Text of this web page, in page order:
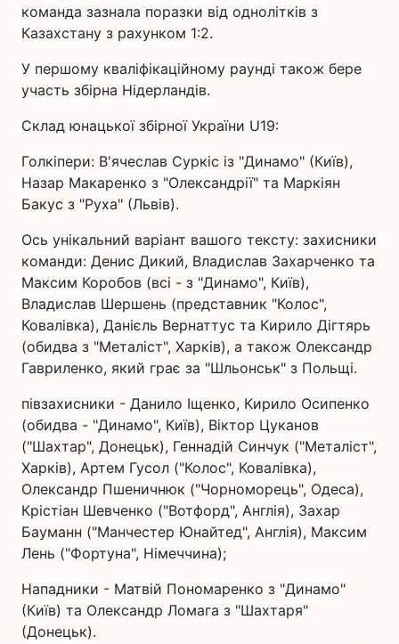
команда зазнала поразки від однолітків з
Казахстану з рахунком 1:2.
У першому кваліфікаційному раунді також бере
участь збірна Нідерландів.
Склад юнацької збірної України U19:
Голкіпери: В'ячеслав Суркіс із "Динамо" (Київ),
Назар Макаренко з "Олександрії" та Маркіян
Бакус з "Руха" (Львів).
Ось унікальний варіант вашого тексту: захисники
команди: Денис Дикий, Владислав Захарченко та
Максим Коробов (всі - з "Динамо", Київ),
Владислав Шершень (представник "Колос",
Ковалівка), Данієль Вернаттус та Кирило Дігтярь
(обидва з "Металіст", Харків), а також Олександр
Гавриленко, який грає за "Шльонськ" з Польщі.
півзахисники - Данило Іщенко, Кирило Осипенко
(обидва - "Динамо", Київ), Віктор Цуканов
("Шахтар", Донецьк), Геннадій Синчук ("Металіст",
Харків), Артем Гусол ("Колос", Ковалівка),
Олександр Пшеничнюк ("Чорноморець", Одеса),
Крістіан Шевченко ("Вотфорд", Англія), Захар
Бауманн ("Манчестер Юнайтед", Англія), Максим
Лень ("Фортуна", Німеччина);
Нападники - Матвій Пономаренко з "Динамо"
(Київ) та Олександр Ломага з "Шахтаря"
(Донецьк).